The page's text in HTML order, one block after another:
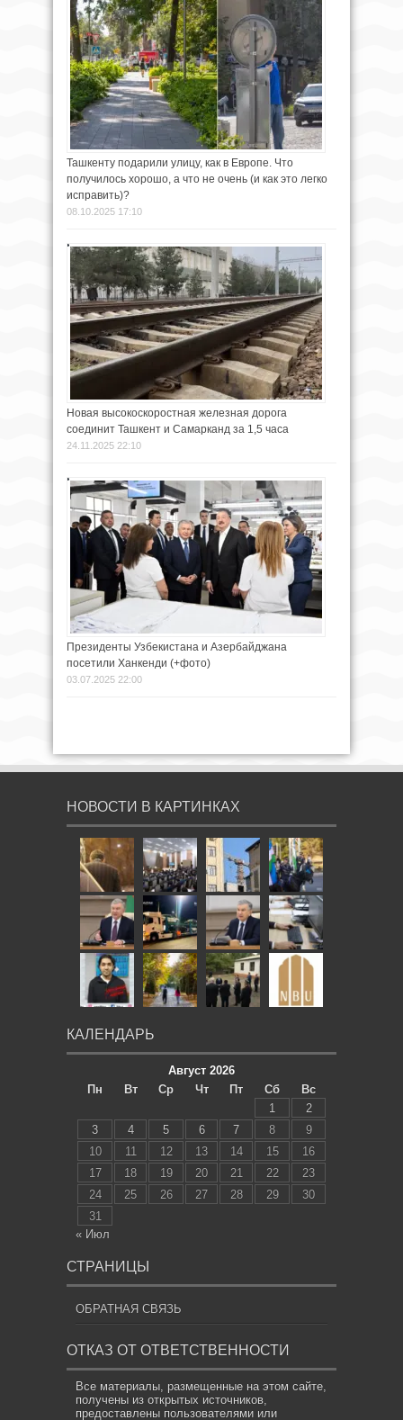
Ташкенту подарили улицу, как в Европе. Что
получилось хорошо, а что не очень (и как это легко
исправить)?
08.10.2025 17:10
Новая высокоскоростная железная дорога
соединит Ташкент и Самарканд за 1,5 часа
24.11.2025 22:10
Президенты Узбекистана и Азербайджана
посетили Ханкенди (+фото)
03.07.2025 22:00
НОВОСТИ В КАРТИНКАХ
КАЛЕНДАРЬ
Август 2026
Пн
Вт Ср Чт Пт Сб
Вс
1
2
3
4 5 6 7 8
9
10
11 12 13 14 15
16
17
18 19 20 21 22
23
24
25 26 27 28 29
30
31
« Июл
СТРАНИЦЫ
ОБРАТНАЯ СВЯЗЬ
ОТКАЗ ОТ ОТВЕТСТВЕННОСТИ
Все материалы, размещенные на этом сайте,
получены из открытых источников,
предоставлены пользователями или